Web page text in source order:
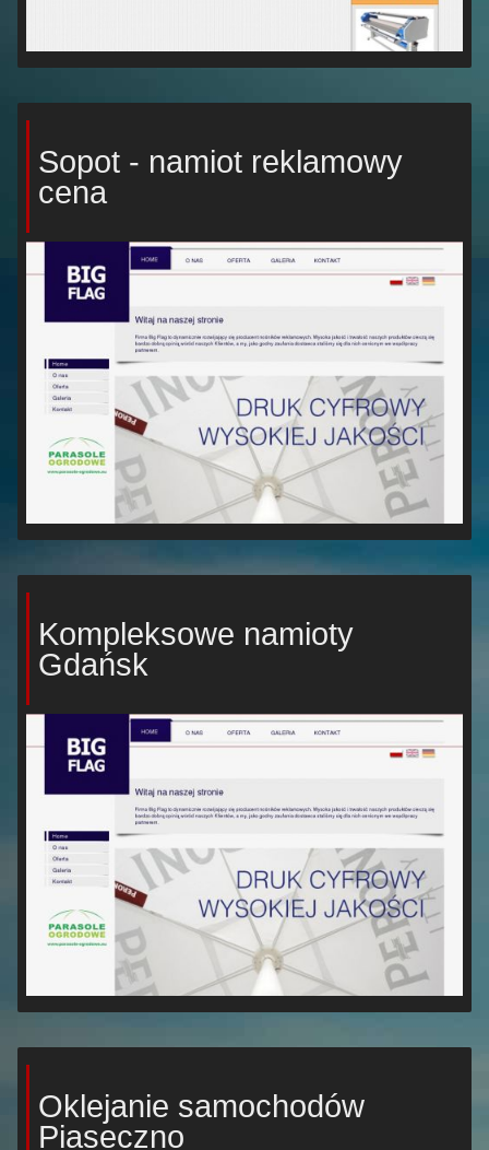
Sopot - namiot reklamowy
cena
Kompleksowe namioty
Gdańsk
Oklejanie samochodów
Piaseczno